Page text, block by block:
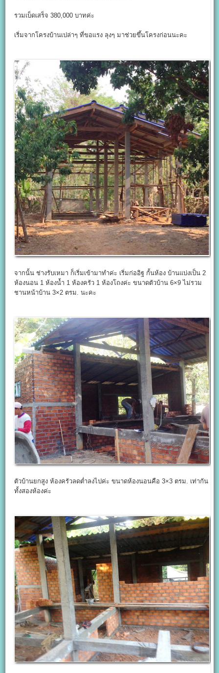
รวมเบ็ดเสร็จ 380,000 บาทค่ะ
เริ่มจากโครงบ้านเปล่าๆ ที่ขอแรง ลุงๆ มาช่วยขึ้นโครงก่อนนะคะ
จากนั้น ช่างรับเหมา ก็เริ่มเข้ามาทำค่ะ เริ่มก่ออิฐ กั้นห้อง บ้านแบ่งเป็น 2
ห้องนอน 1 ห้องน้ำ 1 ห้องครัว 1 ห้องโถงค่ะ ขนาดตัวบ้าน 6×9 ไม่รวม
ชานหน้าบ้าน 3×2 ตรม. นะคะ
ตัวบ้านยกสูง ห้องครัวลดต่ำลงไปค่ะ ขนาดห้องนอนคือ 3×3 ตรม. เท่ากัน
ทั้งสองห้องค่ะ